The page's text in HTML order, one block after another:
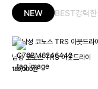
NEW BEST강력
남성 코노스 TRS 아웃드라이
189,000원